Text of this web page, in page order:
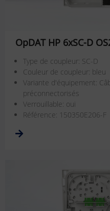
OpDAT HP 6xSC-D
Type de coupleur: SC-D
Couleur de coupleur: bleu
Variante d'équipement:
préconnectorisés
Verrouillable: oui
Référence: 150350E206-F